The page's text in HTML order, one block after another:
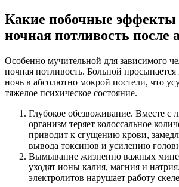
Какие побочные эффекты
ночная потливость после
Особенно мучительной для зависимого
ночная потливость. Больной просыпается
ночь в абсолютно мокрой постели, что
тяжелое психическое состояние.
Глубокое обезвоживание. Вместе с
организм теряет колоссальное
приводит к сгущению крови,
вывода токсинов и усилению
Вымывание жизненно важных
уходят ионы калия, магния и
электролитов нарушает работу